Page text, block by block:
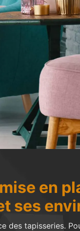
en
ses
des tapisseries.